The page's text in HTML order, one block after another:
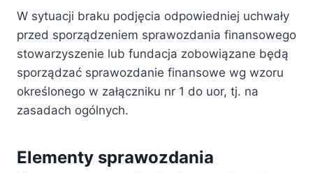
W sytuacji braku podjęcia odpowiedniej uchwały
przed sporządzeniem sprawozdania finansowego
stowarzyszenie lub fundacja zobowiązane będą
sporządzać sprawozdanie finansowe wg wzoru
określonego w załączniku nr 1 do uor, tj. na
zasadach ogólnych.
Elementy sprawozdania